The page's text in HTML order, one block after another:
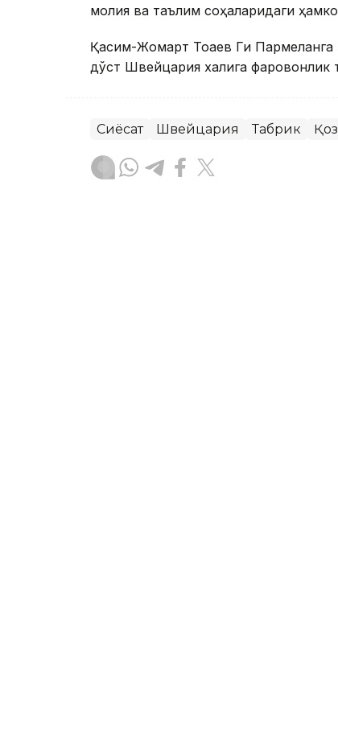
молия ва таълим соҳаларидаги
Қасим-Жомарт Тоқаев Ги Пармеланга
дўст Швейцария халқига фаровонлик
Сиёсат Швейцария Табрик